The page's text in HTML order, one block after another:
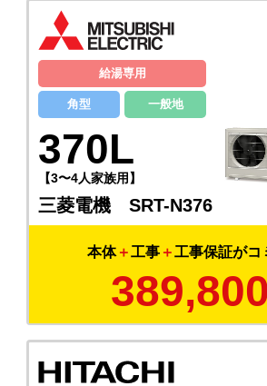
給湯専用
角型 一般地
370L
【3〜4人家族用】
三菱電機 SRT-N376
本体＋工事 ＋工事保証がコ
389,800